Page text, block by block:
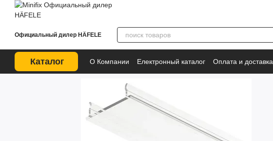
Перейти к основному контенту
Официальный дилер HÄFELE
Каталог О Компании Електронный каталог Оплата и доставка